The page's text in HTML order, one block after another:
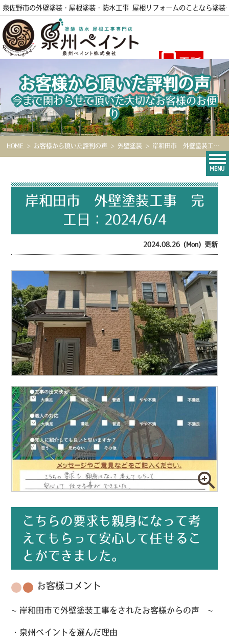
泉佐野市の外壁塗装・屋根塗装・防水工事 屋根リフォームのことなら塗装
電話
MENU
お客様から頂いた評判の声
今まで関わらせて頂いた大切なお客様のお便
り
HOME > お客様から頂いた評判の声 > 外壁塗装 > 岸和田市 外壁塗装工事 完工日：2024/6/4
岸和田市 外壁塗装工事 完
工日：2024/6/4
2024.08.26 (Mon) 更新
こちらの要求も親身になって考
えてもらって安心して任せるこ
とができました。
お客様コメント
~ 岸和田市で外壁塗装工事をされたお客様からの声 ~
・泉州ペイントを選んだ理由